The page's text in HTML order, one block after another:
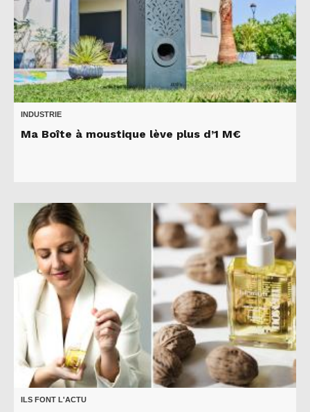
INDUSTRIE
Ma Boîte à moustique lève plus d’1 M€
ILS FONT L'ACTU